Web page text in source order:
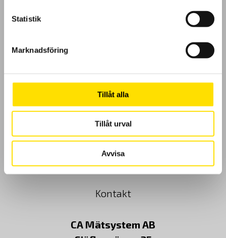
Statistik
Marknadsföring
Tillåt alla
Tillåt urval
Avvisa
Cookies
Klagomål
Kundundersökning
Om Oss
Kontakt
CA Mätsystem AB